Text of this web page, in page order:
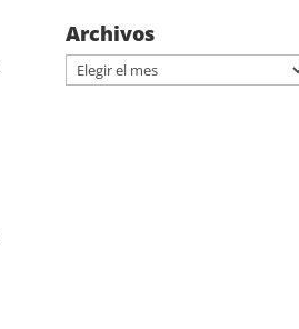
Archivos
Archivos